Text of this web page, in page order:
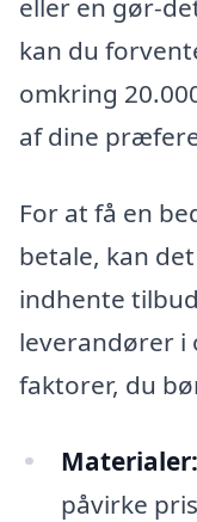
eller en gør-
kan du
omkring
af dine
For at få en
betale, kan
indhente
leverandører i
faktorer, du
Materialer:
påvirke